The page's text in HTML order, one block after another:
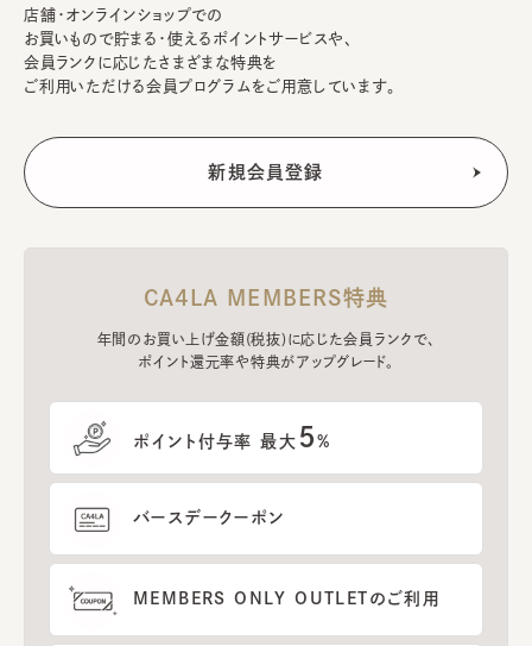
店舗・オンラインショップでの
お買いもので貯まる・使えるポイントサービスや、
会員ランクに応じたさまざまな特典を
ご利用いただける会員プログラムをご用意しています。
CA4LA MEMBERS特典
年間のお買い上げ金額(税抜)に応じた会員ランクで、
ポイント還元率や特典がアップグレード。
ポイント付与率 最大 5%
バースデークーポン
MEMBERS ONLY OUTLETのご利用